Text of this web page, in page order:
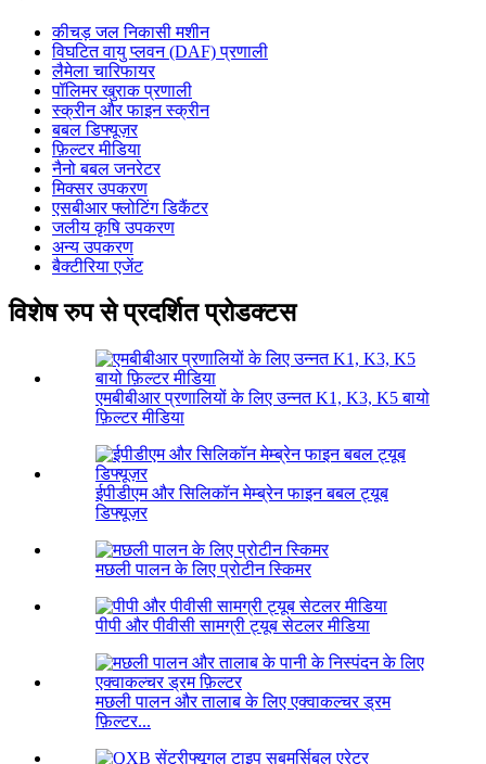
कीचड़ जल निकासी मशीन
विघटित वायु प्लवन (DAF) प्रणाली
लैमेला चारिफायर
पॉलिमर खुराक प्रणाली
स्क्रीन और फाइन स्क्रीन
बबल डिफ्यूज़र
फ़िल्टर मीडिया
नैनो बबल जनरेटर
मिक्सर उपकरण
एसबीआर फ्लोटिंग डिकैंटर
जलीय कृषि उपकरण
अन्य उपकरण
बैक्टीरिया एजेंट
विशेष रुप से प्रदर्शित प्रोडक्टस
एमबीबीआर प्रणालियों के लिए उन्नत K1, K3, K5 बायो
फ़िल्टर मीडिया
ईपीडीएम और सिलिकॉन मेम्ब्रेन फाइन बबल ट्यूब
डिफ्यूज़र
मछली पालन के लिए प्रोटीन स्किमर
पीपी और पीवीसी सामग्री ट्यूब सेटलर मीडिया
मछली पालन और तालाब के लिए एक्वाकल्चर ड्रम
फ़िल्टर...